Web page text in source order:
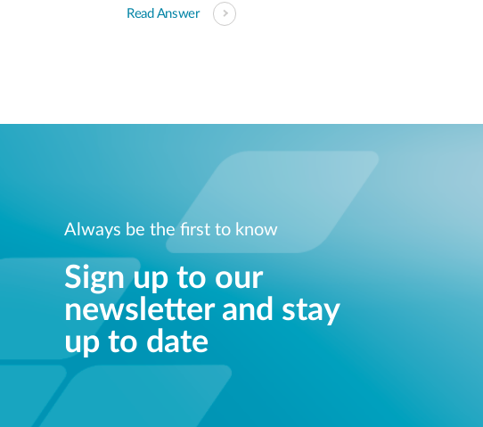
Read Answer
Always be the first to know
Sign up to our
newsletter and stay
up to date